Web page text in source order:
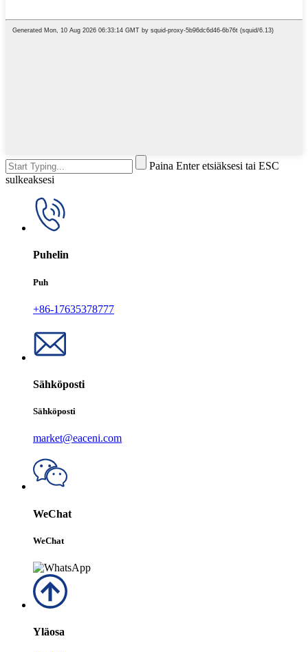
Paina Enter etsiäksesi tai ESC
sulkeaksesi
Puhelin
Puh
+86-17635378777
Sähköposti
Sähköposti
market@eaceni.com
WeChat
WeChat
Yläosa